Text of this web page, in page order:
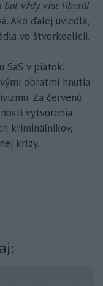
bol vždy viac liberál
Ako ďalej uviedla,
vo štvorkoalícii.
SaS v piatok.
obratmi hnutia
Za červenú
vytvorenia
kriminálnikov,
krízy.